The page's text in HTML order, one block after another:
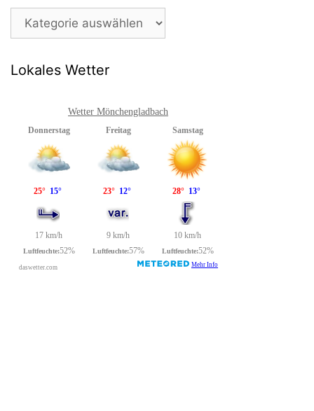
Beitragsarchiv
Lokales Wetter
Wetter Mönchengladbach